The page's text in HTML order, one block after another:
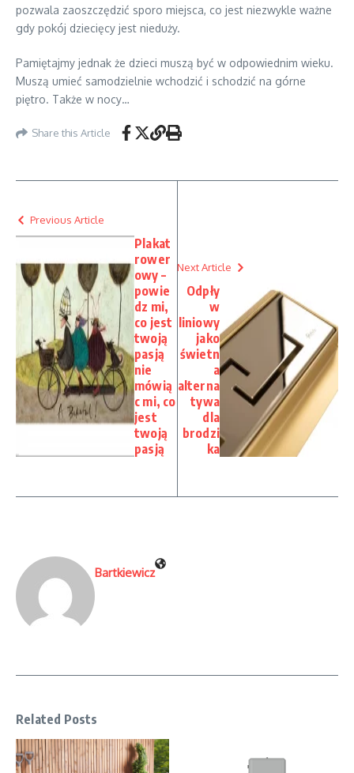
pozwala zaoszczędzić sporo miejsca, co jest niezwykle ważne
gdy pokój dziecięcy jest nieduży.
Pamiętajmy jednak że dzieci muszą być w odpowiednim wieku.
Muszą umieć samodzielnie wchodzić i schodzić na górne
piętro. Także w nocy…
Share this Article
Previous Article
Plakat
rower
owy –
powie
dz mi,
co jest
twoją
pasją
nie
mówią
c mi, co
jest
twoją
pasją
Next Article
Odpły
w
liniowy
jako
świetn
a
alterna
tywa
dla
brodzi
ka
Bartkiewicz
Related Posts